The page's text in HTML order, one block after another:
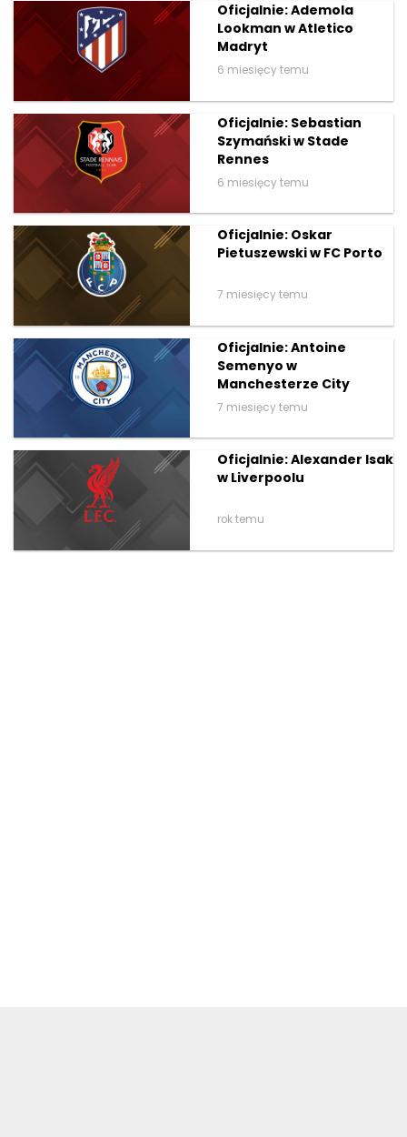
Oficjalnie: Ademola
Lookman w Atletico
Madryt
6 miesięcy temu
Oficjalnie: Sebastian
Szymański w Stade
Rennes
6 miesięcy temu
Oficjalnie: Oskar
Pietuszewski w FC Porto
7 miesięcy temu
Oficjalnie: Antoine
Semenyo w
Manchesterze City
7 miesięcy temu
Oficjalnie: Alexander Isak
w Liverpoolu
rok temu